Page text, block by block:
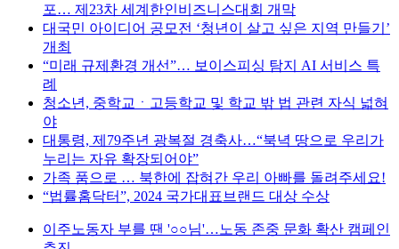
포… 제23차 세계한인비즈니스대회 개막
대국민 아이디어 공모전 ‘청년이 살고 싶은 지역 만들기’
개최
“미래 규제환경 개선”… 보이스피싱 탐지 AI 서비스 특
례
청소년, 중학교ㆍ고등학교 및 학교 밖 법 관련 자식 넓혀
야
대통령, 제79주년 광복절 경축사…“북녁 땅으로 우리가
누리는 자유 확장되어야”
가족 품으로 … 북한에 잡혀간 우리 아빠를 돌려주세요!
“법률홈닥터”, 2024 국가대표브랜드 대상 수상
이주노동자 부를 땐 '○○님'…노동 존중 문화 확산 캠페인